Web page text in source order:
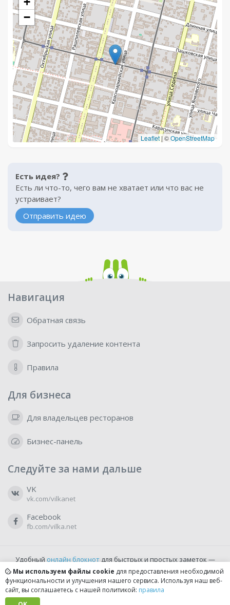
−
Leaflet |©OpenStreetMap
Есть идея?
Есть ли что-то, чего вам не хватает или что вас не
устраивает?
Отправить идею
Навигация
Обратная связь
Запросить удаление контента
Правила
Для бизнеса
Для владельцев ресторанов
Бизнес-панель
Следуйте за нами дальше
VK
vk.com/vilkanet
Facebook
fb.com/vilka.net
Удобный онлайн блокнотдля быстрых и простых заметок —
бесплатно и доступно прямо из браузера.
Мы используем файлы cookie для предоставления необходимой
функциональности и улучшения нашего сервиса. Используя наш веб-
сайт, вы соглашаетесь с нашей политикой: правила